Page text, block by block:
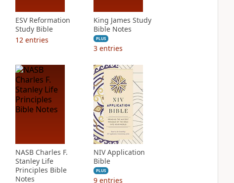
ESV Reformation
Study Bible
12 entries
King James Study
Bible Notes
PLUS
3 entries
NASB Charles F.
Stanley Life
Principles Bible
Notes
NIV Application
Bible
PLUS
9 entries